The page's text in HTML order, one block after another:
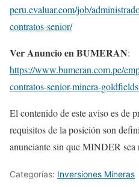
peru.evaluar.com/job/
contratos-senior/
Ver Anuncio en BUMERAN:
https://www.bumeran.com.pe/
contratos-senior-minera-
El contenido de este aviso es de
requisitos de la posición son
anunciante sin que MINDER sea
Categorías: Inversiones Mineras